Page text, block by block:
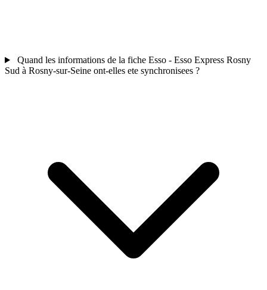
Quand les informations de la fiche Esso - Esso Express Rosny
Sud à Rosny-sur-Seine ont-elles ete synchronisees ?